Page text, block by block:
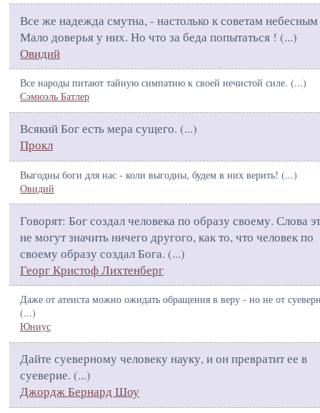
Все же надежда смутна, - настолько к советам небесным
Мало доверья у них. Но что за беда попытаться ! (...)
Овидий
Все народы питают тайную симпатию к своей нечистой силе. (...)
Сэмюэль Батлер
Всякий Бог есть мера сущего. (...)
Прокл
Выгодны боги для нас - коли выгодны, будем в них верить! (...)
Овидий
Говорят: Бог создал человека по образу своему. Слова
не могут значить ничего другого, как то, что человек по
своему образу создал Бога. (...)
Георг Кристоф Лихтенберг
Даже от атеиста можно ожидать обращения в веру - но не от
(...)
Юниус
Дайте суеверному человеку науку, и он превратит ее в
суеверие. (...)
Джордж Бернард Шоу